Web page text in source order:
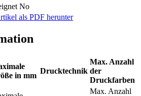
No
als PDF herunter
in mm
Drucktechnik
Max. Anzahl
der
Druckfarben
Max. Anzahl